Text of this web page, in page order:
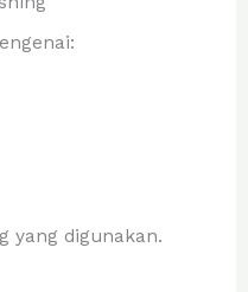
yang digunakan.